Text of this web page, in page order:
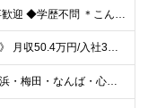
★未経験歓迎 ◆第二新卒歓迎 ◆学歴不問 ＊こんな方が活躍しています＊ ◇第二新卒の方 ◇異業種から転職された方 ◇ブランクがある方 ※約半数が女性です ＼こんな方も歓迎しております／ ★人と話す
《先輩スタッフの月収例》 月収50.4万円/入社3年目/26歳/SV兼店長（月給32万円＋手当＋インセンティブ） 《月給30万円スタートも可能！》 月給24万5000円～30万円＋インセンティブ＋各
《青山・渋谷・新宿・横浜・梅田・なんば・心斎橋・広島・福岡…など。関東エリアは積極採用中》 ◎転居を伴う転勤はございません ◎勤務地は希望を考慮して配属いたします 【東京都】 オーマイグラス東京 青